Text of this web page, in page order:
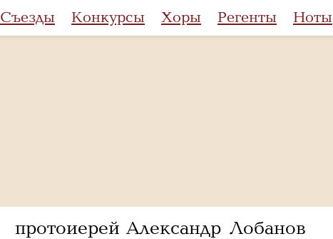
Съезды Конкурсы Хоры Регенты Ноты
протоиерей Александр Лобанов